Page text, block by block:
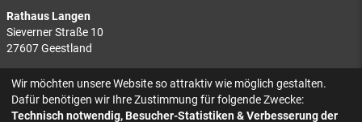
Rathaus Langen
Sieverner Straße 10
27607 Geestland
Rathaus Bad Bederkesa
Am Markt 8
27624 Geestland
Wir möchten unsere Website so attraktiv wie möglich gestalten.
Dafür benötigen wir Ihre Zustimmung für folgende Zwecke:
Technisch notwendig, Besucher-Statistiken & Verbesserung der